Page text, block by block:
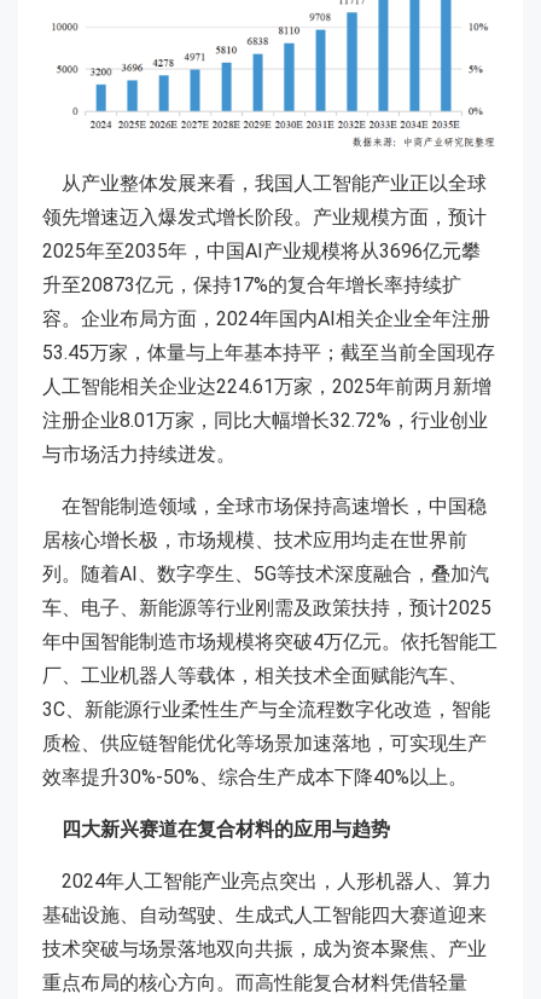
从产业整体发展来看，我国人工智能产业正以全球
领先增速迈入爆发式增长阶段。产业规模方面，预计
2025年至2035年，中国AI产业规模将从3696亿元攀
升至20873亿元，保持17%的复合年增长率持续扩
容。企业布局方面，2024年国内AI相关企业全年注册
53.45万家，体量与上年基本持平；截至当前全国现存
人工智能相关企业达224.61万家，2025年前两月新增
注册企业8.01万家，同比大幅增长32.72%，行业创业
与市场活力持续迸发。
在智能制造领域，全球市场保持高速增长，中国稳
居核心增长极，市场规模、技术应用均走在世界前
列。随着AI、数字孪生、5G等技术深度融合，叠加汽
车、电子、新能源等行业刚需及政策扶持，预计2025
年中国智能制造市场规模将突破4万亿元。依托智能工
厂、工业机器人等载体，相关技术全面赋能汽车、
3C、新能源行业柔性生产与全流程数字化改造，智能
质检、供应链智能优化等场景加速落地，可实现生产
效率提升30%-50%、综合生产成本下降40%以上。
四大新兴赛道在复合材料的应用与趋势
2024年人工智能产业亮点突出，人形机器人、算力
基础设施、自动驾驶、生成式人工智能四大赛道迎来
技术突破与场景落地双向共振，成为资本聚焦、产业
重点布局的核心方向。而高性能复合材料凭借轻量